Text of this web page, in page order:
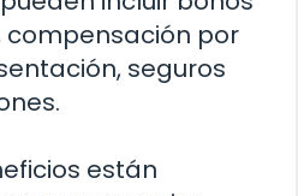
por
seguros
están